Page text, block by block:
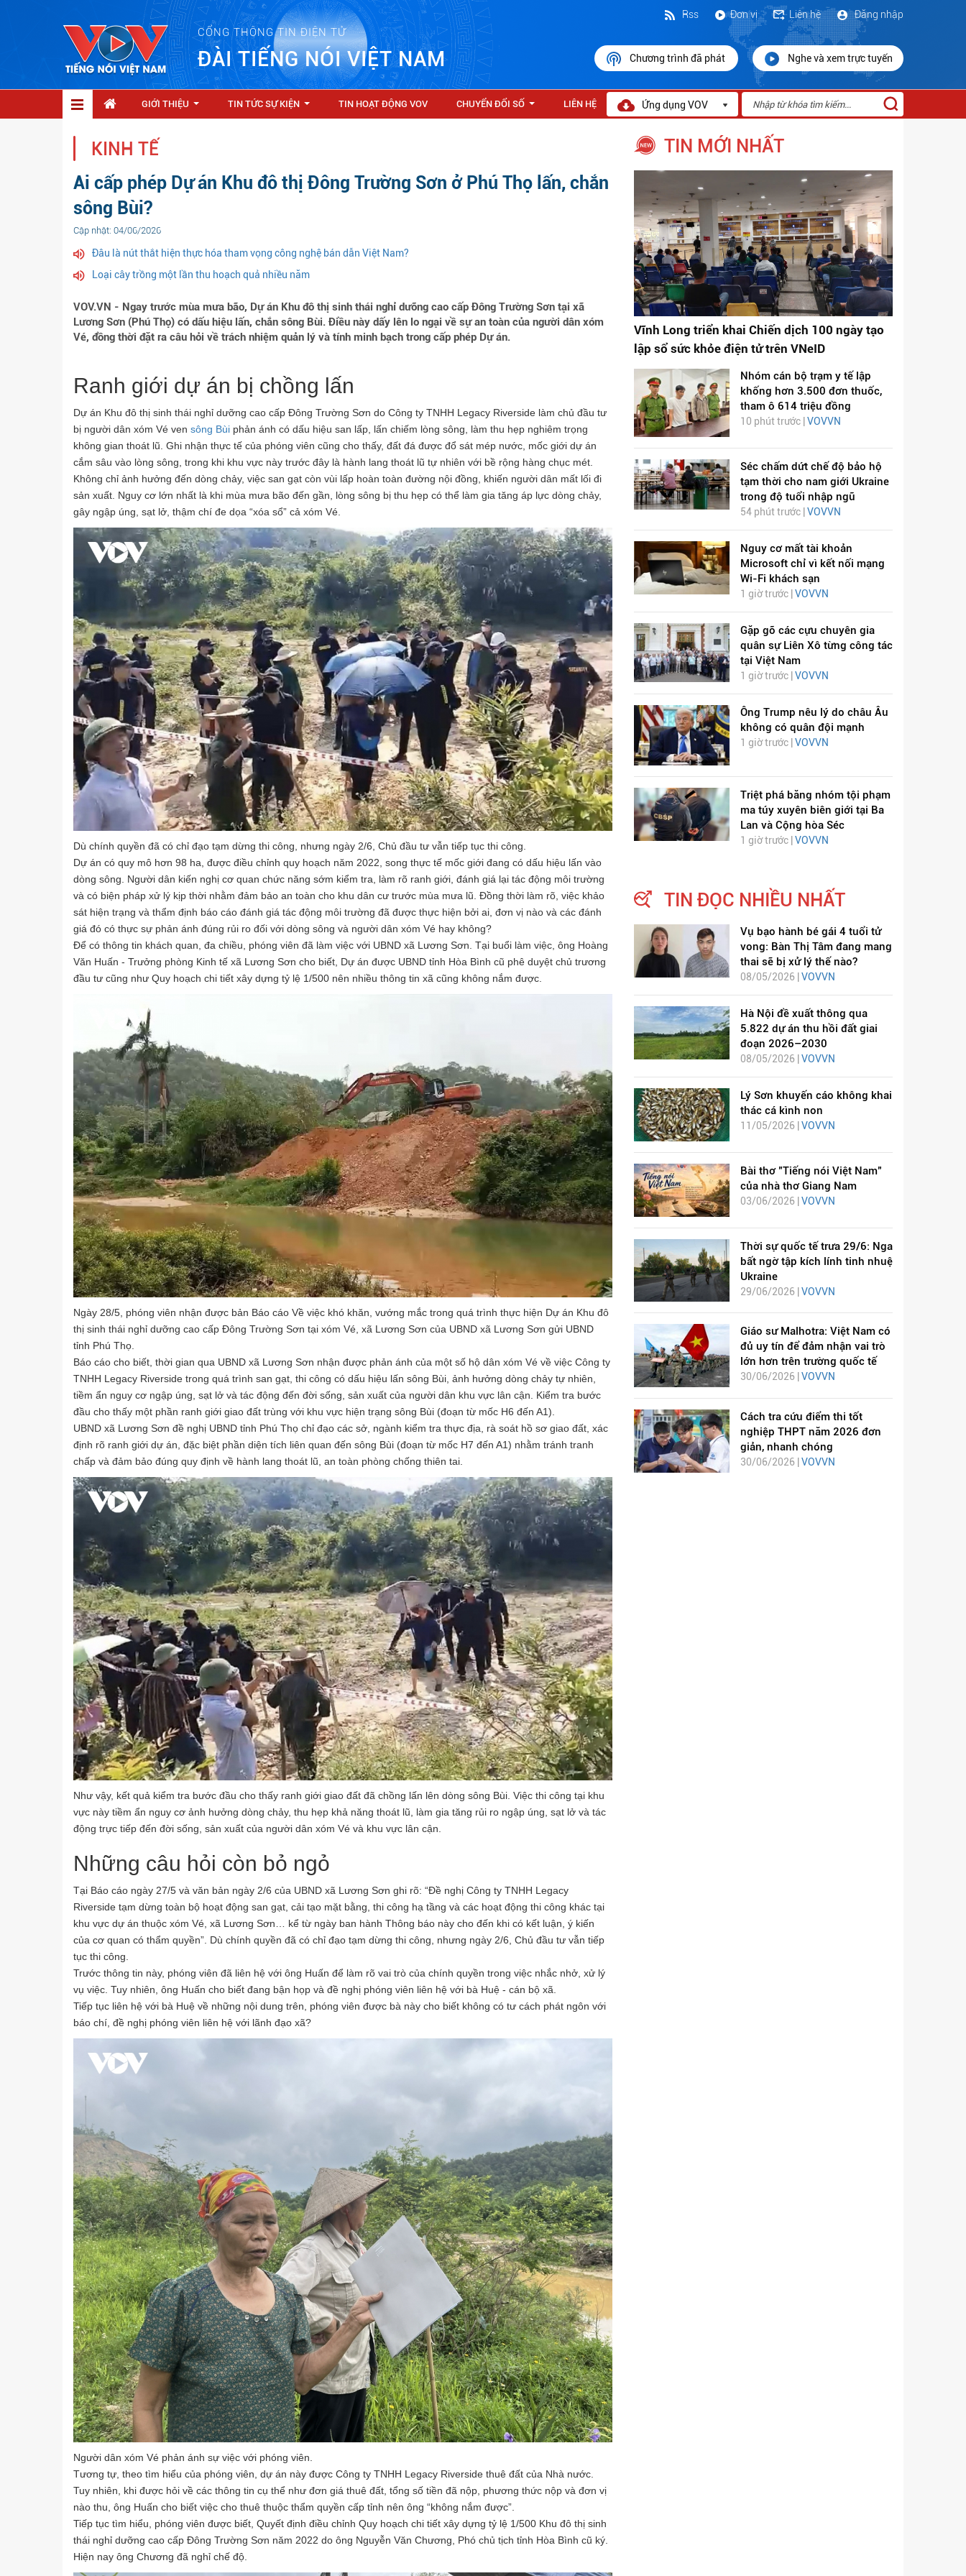
CỔNG THÔNG TIN ĐIỆN TỬ
ĐÀI TIẾNG NÓI VIỆT NAM
Đăng nhập
Liên hệ
Đơn vị
Rss
Chương trình đã phát Nghe và xem trực tuyến
GIỚI THIỆU TIN TỨC SỰ KIỆN TIN HOẠT ĐỘNG VOV CHUYỂN ĐỔI SỐ LIÊN HỆ Ứng dụng VOV
KINH TẾ
Ai cấp phép Dự án Khu đô thị Đông Trường Sơn ở Phú Thọ lấn, chắn
sông Bùi?
Cập nhật: 04/06/2026
Đâu là nút thắt hiện thực hóa tham vọng công nghệ bán dẫn Việt Nam?
Loại cây trồng một lần thu hoạch quả nhiều năm
VOV.VN - Ngay trước mùa mưa bão, Dự án Khu đô thị sinh thái nghỉ dưỡng cao cấp Đông Trường Sơn tại xã
Lương Sơn (Phú Thọ) có dấu hiệu lấn, chắn sông Bùi. Điều này dấy lên lo ngại về sự an toàn của người dân xóm
Vé, đồng thời đặt ra câu hỏi về trách nhiệm quản lý và tính minh bạch trong cấp phép Dự án.
Ranh giới dự án bị chồng lấn
Dự án Khu đô thị sinh thái nghỉ dưỡng cao cấp Đông Trường Sơn do Công ty TNHH Legacy Riverside làm chủ đầu tư
bị người dân xóm Vé ven sông Bùi phản ánh có dấu hiệu san lấp, lấn chiếm lòng sông, làm thu hẹp nghiêm trọng
không gian thoát lũ. Ghi nhận thực tế của phóng viên cũng cho thấy, đất đá được đổ sát mép nước, mốc giới dự án
cắm sâu vào lòng sông, trong khi khu vực này trước đây là hành lang thoát lũ tự nhiên với bề rộng hàng chục mét.
Không chỉ ảnh hưởng đến dòng chảy, việc san gạt còn vùi lấp hoàn toàn đường nội đồng, khiến người dân mất lối đi
sản xuất. Nguy cơ lớn nhất là khi mùa mưa bão đến gần, lòng sông bị thu hẹp có thể làm gia tăng áp lực dòng chảy,
gây ngập úng, sạt lở, thậm chí đe dọa “xóa sổ” cả xóm Vé.
Dù chính quyền đã có chỉ đạo tạm dừng thi công, nhưng ngày 2/6, Chủ đầu tư vẫn tiếp tục thi công.
Dự án có quy mô hơn 98 ha, được điều chỉnh quy hoạch năm 2022, song thực tế mốc giới đang có dấu hiệu lấn vào
dòng sông. Người dân kiến nghị cơ quan chức năng sớm kiểm tra, làm rõ ranh giới, đánh giá lại tác động môi trường
và có biện pháp xử lý kịp thời nhằm đảm bảo an toàn cho khu dân cư trước mùa mưa lũ. Đồng thời làm rõ, việc khảo
sát hiện trạng và thẩm định báo cáo đánh giá tác động môi trường đã được thực hiện bởi ai, đơn vị nào và các đánh
giá đó có thực sự phản ánh đúng rủi ro đối với dòng sông và người dân xóm Vé hay không?
Để có thông tin khách quan, đa chiều, phóng viên đã làm việc với UBND xã Lương Sơn. Tại buổi làm việc, ông Hoàng
Văn Huấn - Trưởng phòng Kinh tế xã Lương Sơn cho biết, Dự án được UBND tỉnh Hòa Bình cũ phê duyệt chủ trương
đầu tư cũng như Quy hoạch chi tiết xây dựng tỷ lệ 1/500 nên nhiều thông tin xã cũng không nắm được.
Ngày 28/5, phóng viên nhận được bản Báo cáo Về việc khó khăn, vướng mắc trong quá trình thực hiện Dự án Khu đô
thị sinh thái nghỉ dưỡng cao cấp Đông Trường Sơn tại xóm Vé, xã Lương Sơn của UBND xã Lương Sơn gửi UBND
tỉnh Phú Thọ.
Báo cáo cho biết, thời gian qua UBND xã Lương Sơn nhận được phản ánh của một số hộ dân xóm Vé về việc Công ty
TNHH Legacy Riverside trong quá trình san gạt, thi công có dấu hiệu lấn sông Bùi, ảnh hưởng dòng chảy tự nhiên,
tiềm ẩn nguy cơ ngập úng, sạt lở và tác động đến đời sống, sản xuất của người dân khu vực lân cận. Kiểm tra bước
đầu cho thấy một phần ranh giới giao đất trùng với khu vực hiện trạng sông Bùi (đoạn từ mốc H6 đến A1).
UBND xã Lương Sơn đề nghị UBND tỉnh Phú Thọ chỉ đạo các sở, ngành kiểm tra thực địa, rà soát hồ sơ giao đất, xác
định rõ ranh giới dự án, đặc biệt phần diện tích liên quan đến sông Bùi (đoạn từ mốc H7 đến A1) nhằm tránh tranh
chấp và đảm bảo đúng quy định về hành lang thoát lũ, an toàn phòng chống thiên tai.
Như vậy, kết quả kiểm tra bước đầu cho thấy ranh giới giao đất đã chồng lấn lên dòng sông Bùi. Việc thi công tại khu
vực này tiềm ẩn nguy cơ ảnh hưởng dòng chảy, thu hẹp khả năng thoát lũ, làm gia tăng rủi ro ngập úng, sạt lở và tác
động trực tiếp đến đời sống, sản xuất của người dân xóm Vé và khu vực lân cận.
Những câu hỏi còn bỏ ngỏ
Tại Báo cáo ngày 27/5 và văn bản ngày 2/6 của UBND xã Lương Sơn ghi rõ: “Đề nghị Công ty TNHH Legacy
Riverside tạm dừng toàn bộ hoạt động san gạt, cải tạo mặt bằng, thi công hạ tầng và các hoạt động thi công khác tại
khu vực dự án thuộc xóm Vé, xã Lương Sơn… kể từ ngày ban hành Thông báo này cho đến khi có kết luận, ý kiến
của cơ quan có thẩm quyền”. Dù chính quyền đã có chỉ đạo tạm dừng thi công, nhưng ngày 2/6, Chủ đầu tư vẫn tiếp
tục thi công.
Trước thông tin này, phóng viên đã liên hệ với ông Huấn để làm rõ vai trò của chính quyền trong việc nhắc nhở, xử lý
vụ việc. Tuy nhiên, ông Huấn cho biết đang bận họp và đề nghị phóng viên liên hệ với bà Huệ - cán bộ xã.
Tiếp tục liên hệ với bà Huệ về những nội dung trên, phóng viên được bà này cho biết không có tư cách phát ngôn với
báo chí, đề nghị phóng viên liên hệ với lãnh đạo xã?
Người dân xóm Vé phản ánh sự việc với phóng viên.
Tương tự, theo tìm hiểu của phóng viên, dự án này được Công ty TNHH Legacy Riverside thuê đất của Nhà nước.
Tuy nhiên, khi được hỏi về các thông tin cụ thể như đơn giá thuê đất, tổng số tiền đã nộp, phương thức nộp và đơn vị
nào thu, ông Huấn cho biết việc cho thuê thuộc thẩm quyền cấp tỉnh nên ông “không nắm được”.
Tiếp tục tìm hiểu, phóng viên được biết, Quyết định điều chỉnh Quy hoạch chi tiết xây dựng tỷ lệ 1/500 Khu đô thị sinh
thái nghỉ dưỡng cao cấp Đông Trường Sơn năm 2022 do ông Nguyễn Văn Chương, Phó chủ tịch tỉnh Hòa Bình cũ ký.
Hiện nay ông Chương đã nghỉ chế độ.
TIN MỚI NHẤT
Vĩnh Long triển khai Chiến dịch 100 ngày tạo
lập sổ sức khỏe điện tử trên VNeID
Nhóm cán bộ trạm y tế lập
khống hơn 3.500 đơn thuốc,
tham ô 614 triệu đồng
10 phút trước |VOVVN
Séc chấm dứt chế độ bảo hộ
tạm thời cho nam giới Ukraine
trong độ tuổi nhập ngũ
54 phút trước | VOVVN
Nguy cơ mất tài khoản
Microsoft chỉ vì kết nối mạng
Wi-Fi khách sạn
1 giờ trước | VOVVN
Gặp gỡ các cựu chuyên gia
quân sự Liên Xô từng công tác
tại Việt Nam
1 giờ trước | VOVVN
Ông Trump nêu lý do châu Âu
không có quân đội mạnh
1 giờ trước | VOVVN
Triệt phá băng nhóm tội phạm
ma túy xuyên biên giới tại Ba
Lan và Cộng hòa Séc
1 giờ trước | VOVVN
TIN ĐỌC NHIỀU NHẤT
Vụ bạo hành bé gái 4 tuổi tử
vong: Bàn Thị Tâm đang mang
thai sẽ bị xử lý thế nào?
08/05/2026 | VOVVN
Hà Nội đề xuất thông qua
5.822 dự án thu hồi đất giai
đoạn 2026–2030
08/05/2026 | VOVVN
Lý Sơn khuyến cáo không khai
thác cá kình non
11/05/2026 | VOVVN
Bài thơ "Tiếng nói Việt Nam"
của nhà thơ Giang Nam
03/06/2026 | VOVVN
Thời sự quốc tế trưa 29/6: Nga
bất ngờ tập kích lính tinh nhuệ
Ukraine
29/06/2026 | VOVVN
Giáo sư Malhotra: Việt Nam có
đủ uy tín để đảm nhận vai trò
lớn hơn trên trường quốc tế
30/06/2026 | VOVVN
Cách tra cứu điểm thi tốt
nghiệp THPT năm 2026 đơn
giản, nhanh chóng
30/06/2026 | VOVVN